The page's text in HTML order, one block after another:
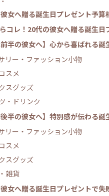
女へ贈る誕生日プレゼント予算
コレ！20代の彼女へ贈る誕生日
前半の彼女へ】心から喜ばれる
リー・ファッション小物
スメ
スグッズ
・ドリンク
後半の彼女へ】特別感が伝わる
リー・ファッション小物
スメ
スグッズ
雑貨
女へ贈る誕生日プレゼントで失